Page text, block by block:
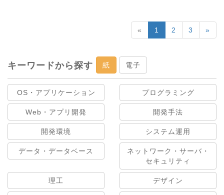
« 1 2 3 »
キーワードから探す 紙 電子
OS・アプリケーション プログラミング
Web・アプリ開発 開発手法
開発環境 システム運用
データ・データベース
ネットワーク・サーバ・
セキュリティ
理工 デザイン